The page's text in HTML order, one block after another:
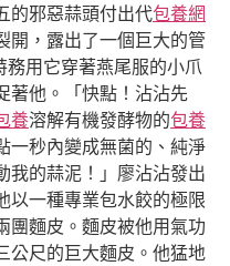
的邪惡蒜頭付出代包養網
開，露出了一個巨大的管
用它穿著燕尾服的小爪
著他。「快點！沾沾先
養溶解有機發酵物的包養
一秒內變成無菌的、純淨
我的蒜泥！」廖沾沾發出
以一種專業包水餃的極限
團麵皮。麵皮被他用氣功
公尺的巨大麵皮。他猛地